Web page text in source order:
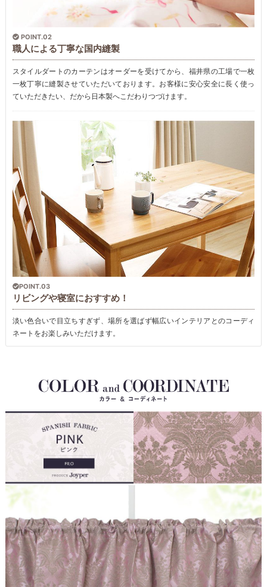
POINT.02
職人による丁寧な国内縫製
スタイルダートのカーテンはオーダーを受けてから、福井県の工場で一枚
一枚丁寧に縫製させていただいております。お客様に安心安全に長く使っ
ていただきたい、だから日本製へこだわりつづけます。
POINT.03
リビングや寝室におすすめ！
淡い色合いで目立ちすぎず、場所を選ばず幅広いインテリアとのコーディ
ネートをお楽しみいただけます。